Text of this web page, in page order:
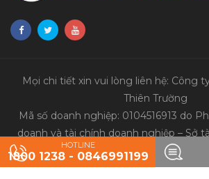
Mọi chi tiết xin vui lòng liên hệ: Công
Thiên Trường
Mã số doanh nghiệp: 0104516913 do
doanh và tài chính doanh nghiệp – Sở
Hà Nội cấp ngày 9/3/
© 2020 Bản quyền thuộc vềThể
HOTLINE
1800 1238 - 0846991199